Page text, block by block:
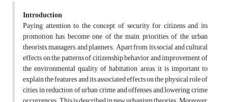
Introduction
Paying attention to the concept of security for citizens and its
promotion has become one of the main priorities of the urban
theorists, managers, and planners. Apart from its social and cultural
effects on the patterns of citizenship behavior and improvement of
the environmental quality of habitation areas, it is important to
explain the features and its associated effects on the physical role of
cities in reduction of urban crime and offenses and lowering crime